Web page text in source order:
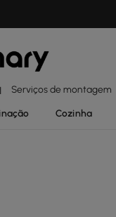
| Serviços de montagem
Cozinha